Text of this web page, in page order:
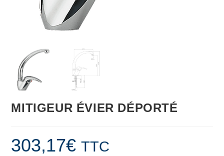
MITIGEUR ÉVIER DÉPORTÉ
303,17€ TTC